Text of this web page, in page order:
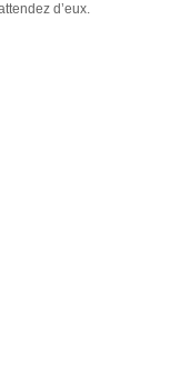
d’eux.